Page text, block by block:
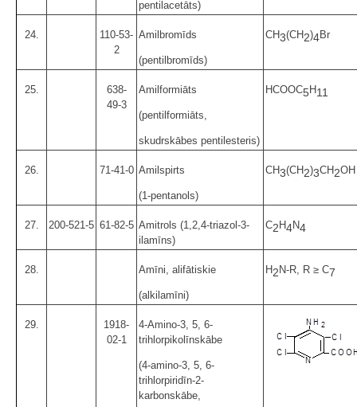
pentilacetāts)
24.
110-53-
2
Amilbromīds
(pentilbromīds)
CH3(CH2)4Br
25.
638-
49-3
Amilformiāts
(pentilformiāts,
skudrskābes pentilesteris)
HCOOC5H11
26. 71-41-0 Amilspirts
(1-pentanols)
CH3(CH2)3CH2OH
27. 200-521-5 61-82-5 Amitrols (1,2,4-triazol-3-
ilamīns)
C2H4N4
28. Amīni, alifātiskie
(alkilamīni)
H2N-R, R ≥ C7
29.
1918-
02-1
4-Amino-3, 5, 6-
trihlorpikolīnskābe
(4-amino-3, 5, 6-
trihlorpiridīn-2-
karbonskābe,